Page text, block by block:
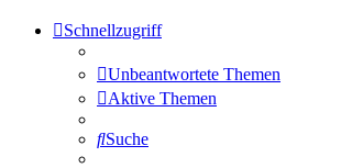
Schnellzugriff
Unbeantwortete Themen
Aktive Themen
Suche